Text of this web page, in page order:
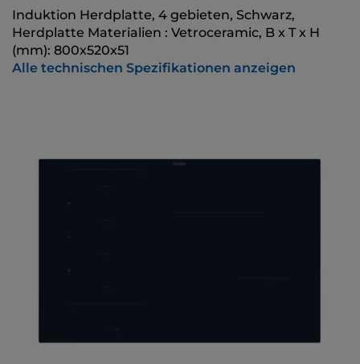
Induktion Herdplatte, 4 gebieten, Schwarz,
Herdplatte Materialien : Vetroceramic, B x T x H
(mm): 800x520x51
Alle technischen Spezifikationen anzeigen